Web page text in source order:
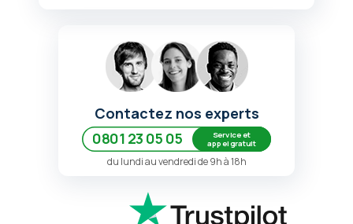
Contactez nos experts
0801 23 05 05
Service et
appel gratuit
du lundi au vendredi de 9h à 18h